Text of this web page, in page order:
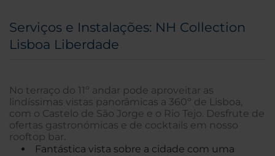
Serviços e Instalações: NH Collection
Lisboa Liberdade
No terraço do 11º andar pode aproveitar as
lindíssimas vistas panorâmicas a 360º de Lisboa,
com o Castelo de São Jorge e o Rio Tejo. Desfrute de
ofertas gastronómicas e de cocktails em nosso
rooftop bar.
Fantástica vista sobre a cidade com uma